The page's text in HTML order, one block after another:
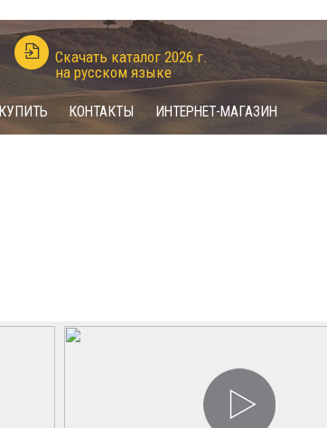
Скачать каталог 2026 г.
на русском языке
КОНТАКТЫ ИНТЕРНЕТ-МАГАЗИН